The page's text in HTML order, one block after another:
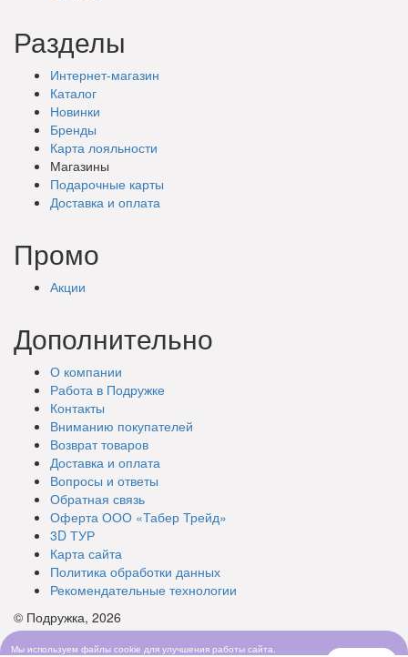
Разделы
Интернет-магазин
Каталог
Новинки
Бренды
Карта лояльности
Магазины
Подарочные карты
Доставка и оплата
Промо
Акции
Дополнительно
О компании
Работа в Подружке
Контакты
Вниманию покупателей
Возврат товаров
Доставка и оплата
Вопросы и ответы
Обратная связь
Оферта ООО «Табер Трейд»
3D ТУР
Карта сайта
Политика обработки данных
Рекомендательные технологии
© Подружка, 2026
Мы используем файлы cookie для улучшения работы сайта.